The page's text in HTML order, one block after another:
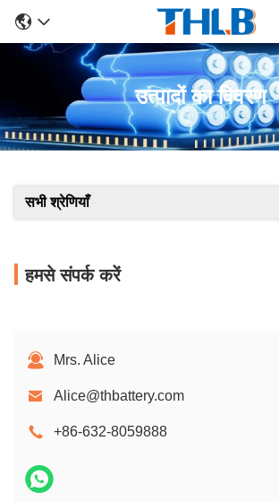
उत्पादों का विवरण
सभी श्रेणियाँ
हमसे संपर्क करें
Mrs. Alice
Alice@thbattery.com
+86-632-8059888